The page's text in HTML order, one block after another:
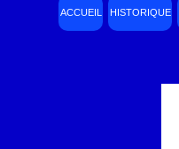
ACCUEIL HISTORIQUE